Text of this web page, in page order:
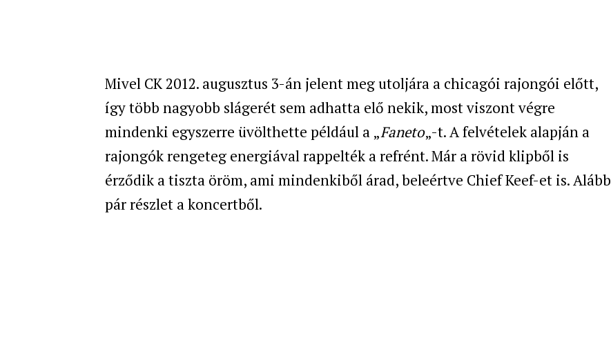
Mivel CK 2012. augusztus 3-án jelent meg utoljára a chicagói rajongói előtt,
így több nagyobb slágerét sem adhatta elő nekik, most viszont végre
mindenki egyszerre üvölthette például a „Faneto„-t. A felvételek alapján a
rajongók rengeteg energiával rappelték a refrént. Már a rövid klipből is
érződik a tiszta öröm, ami mindenkiből árad, beleértve Chief Keef-et is. Alább
pár részlet a koncertből.